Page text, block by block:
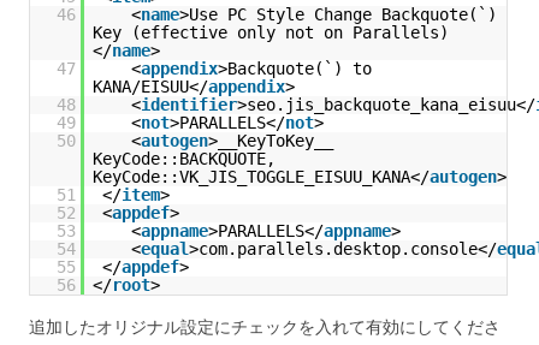
46
<name>Use PC Style Change Backquote(`)
Key (effective only not on Parallels)
</name>
47
<appendix>Backquote(`) to
KANA/EISUU</appendix>
48
<identifier>seo.jis_backquote_kana_eisuu</
49
<not>PARALLELS</not>
50
<autogen>__KeyToKey__
KeyCode::BACKQUOTE,
KeyCode::VK_JIS_TOGGLE_EISUU_KANA</autogen>
51
</item>
52
<appdef>
53
<appname>PARALLELS</appname>
54
<equal>com.parallels.desktop.console</
55
</appdef>
56
</root>
追加したオリジナル設定にチェックを入れて有効にしてくださ